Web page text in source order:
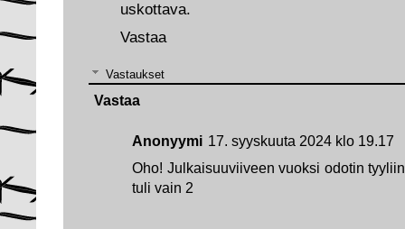
uskottava.
Vastaa
Vastaukset
Anonyymi 17. syyskuuta 2024 klo 19.17
Oho! Julkaisuuviiveen vuoksi odotin
tuli vain 2
Vastaa